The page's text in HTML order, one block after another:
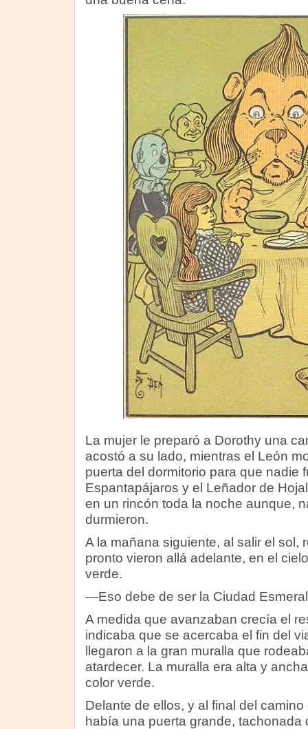
La mujer le preparó a Dorothy una
acostó a su lado, mientras el León
puerta del dormitorio para que nadie
Espantapájaros y el Leñador de
en un rincón toda la noche aunque,
durmieron.
A la mañana siguiente, al salir el sol,
pronto vieron allá adelante, en el
verde.
—Eso debe de ser la Ciudad
A medida que avanzaban crecía el
indicaba que se acercaba el fin del
llegaron a la gran muralla que
atardecer. La muralla era alta y
color verde.
Delante de ellos, y al final del
había una puerta grande, tachonada